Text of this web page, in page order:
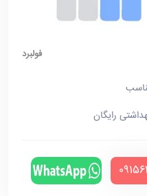
فولبرد
رایگان